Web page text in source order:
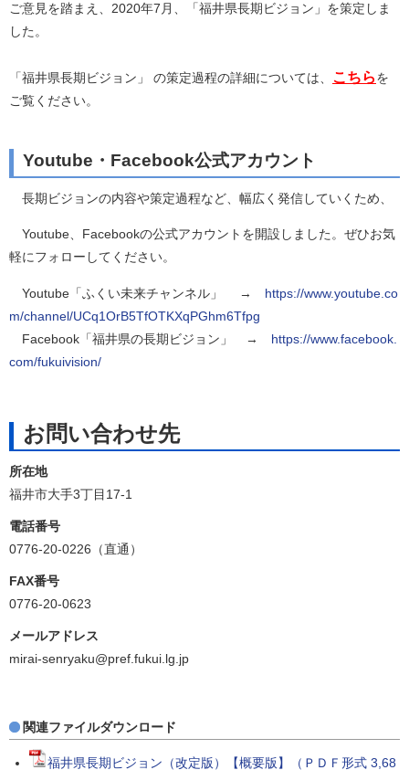
ご意見を踏まえ、2020年7月、「福井県長期ビジョン」を策定しま
した。
「福井県長期ビジョン」 の策定過程の詳細については、 こちらを
ご覧ください。
Youtube・Facebook公式アカウント
長期ビジョンの内容や策定過程など、幅広く発信していくため、
Youtube、Facebookの公式アカウントを開設しました。ぜひお気
軽にフォローしてください。
Youtube「ふくい未来チャンネル」 → https://www.youtube.co
m/channel/UCq1OrB5TfOTKXqPGhm6Tfpg
Facebook「福井県の長期ビジョン」 → https://www.facebook.
com/fukuivision/
お問い合わせ先
所在地
福井市大手3丁目17-1
電話番号
0776-20-0226（直通）
FAX番号
0776-20-0623
メールアドレス
mirai-senryaku@pref.fukui.lg.jp
関連ファイルダウンロード
福井県長期ビジョン（改定版）【概要版】（ＰＤＦ形式 3,68